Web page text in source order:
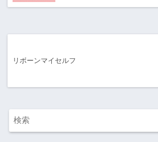
リボーンマイセルフ